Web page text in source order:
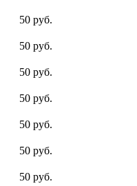
50 руб.
50 руб.
50 руб.
50 руб.
50 руб.
50 руб.
50 руб.